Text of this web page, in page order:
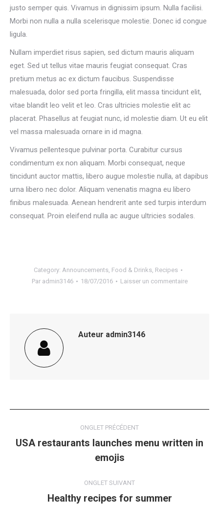
justo semper quis. Vivamus in dignissim ipsum. Nulla facilisi.
Morbi non nulla a nulla scelerisque molestie. Donec id congue
ligula.
Nullam imperdiet risus sapien, sed dictum mauris aliquam
eget. Sed ut tellus vitae mauris feugiat consequat. Cras
pretium metus ac ex dictum faucibus. Suspendisse
malesuada, dolor sed porta fringilla, elit massa tincidunt elit,
vitae blandit leo velit et leo. Cras ultricies molestie elit ac
placerat. Phasellus at feugiat nunc, id molestie diam. Ut eu elit
vel massa malesuada ornare in id magna.
Vivamus pellentesque pulvinar porta. Curabitur cursus
condimentum ex non aliquam. Morbi consequat, neque
tincidunt auctor mattis, libero augue molestie nulla, at dapibus
urna libero nec dolor. Aliquam venenatis magna eu libero
finibus malesuada. Aenean hendrerit ante sed turpis interdum
consequat. Proin eleifend nulla ac augue ultricies sodales.
Category: Announcements, Food & Drinks, Recipes
Par admin3146 18/07/2016 Laisser un commentaire
Auteur admin3146
de
commentaire
ONGLET PRÉCÉDENT
Onglet
précédent
USA restaurants launches menu written in
emojis
ONGLET SUIVANT
Onglet
Healthy recipes for summer